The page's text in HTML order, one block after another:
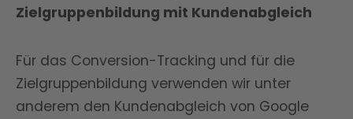
Zielgruppenbildung mit Kundenabgleich
Für das Conversion-Tracking und für die
Zielgruppenbildung verwenden wir unter
anderem den Kundenabgleich von Google